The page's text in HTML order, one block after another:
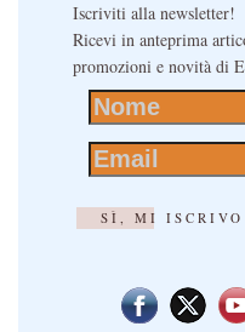
Iscriviti alla newsletter!
Ricevi in anteprima
promozioni e novità di
SÌ, MI ISCRIVO